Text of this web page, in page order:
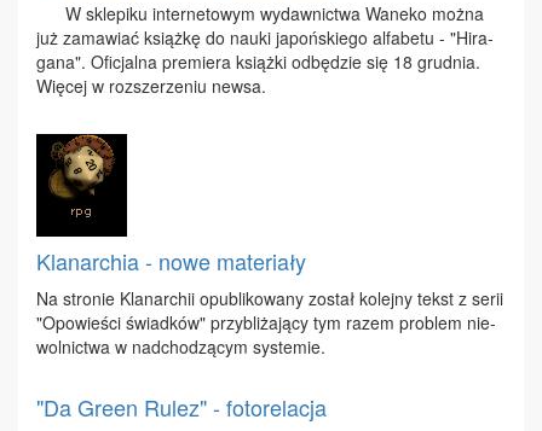
W skle­pi­ku in­ter­ne­to­wym wy­daw­nic­twa Wa­ne­ko moż­na
już za­ma­wiać książ­kę do na­uki ja­poń­skie­go al­fa­be­tu - "Hi­ra­
ga­na". Ofi­cjal­na pre­mie­ra książ­ki od­bę­dzie się 18 grud­nia.
Wię­cej w roz­sze­rze­niu new­sa.
Klanarchia - nowe materiały
Na stro­nie Kla­nar­chii opu­bli­ko­wa­ny zo­stał ko­lej­ny tekst z se­rii
"Opo­wie­ści świad­ków" przy­bli­ża­ją­cy tym ra­zem pro­blem nie­
wol­nic­twa w nad­cho­dzą­cym sys­te­mie.
"Da Green Rulez" - fotorelacja